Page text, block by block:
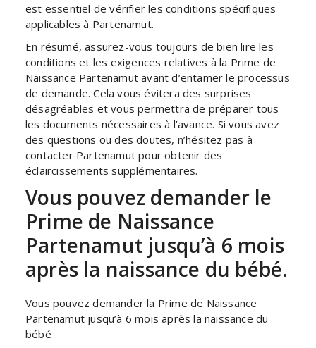
est essentiel de vérifier les conditions spécifiques
applicables à Partenamut.
En résumé, assurez-vous toujours de bien lire les
conditions et les exigences relatives à la Prime de
Naissance Partenamut avant d’entamer le processus
de demande. Cela vous évitera des surprises
désagréables et vous permettra de préparer tous
les documents nécessaires à l’avance. Si vous avez
des questions ou des doutes, n’hésitez pas à
contacter Partenamut pour obtenir des
éclaircissements supplémentaires.
Vous pouvez demander le
Prime de Naissance
Partenamut jusqu’à 6 mois
après la naissance du bébé.
Vous pouvez demander la Prime de Naissance
Partenamut jusqu’à 6 mois après la naissance du
bébé